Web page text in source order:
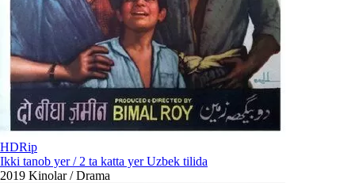
HDRip
Ikki tanob yer / 2 ta katta yer Uzbek tilida
2019 Kinolar / Drama